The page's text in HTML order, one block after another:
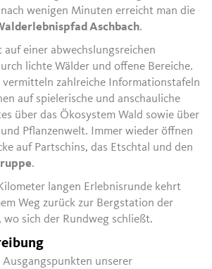
wenigen Minuten erreicht man die
Aschbach.
einer abwechslungsreichen
lichte Wälder und offene Bereiche.
vermitteln zahlreiche Informationstafeln
auf spielerische und anschauliche
über das Ökosystem Wald sowie über
Pflanzenwelt. Immer wieder öffnen
auf Partschins, das Etschtal und den
.
langen Erlebnisrunde kehrt
Weg zurück zur Bergstation der
wo sich der Rundweg schließt.
unserer